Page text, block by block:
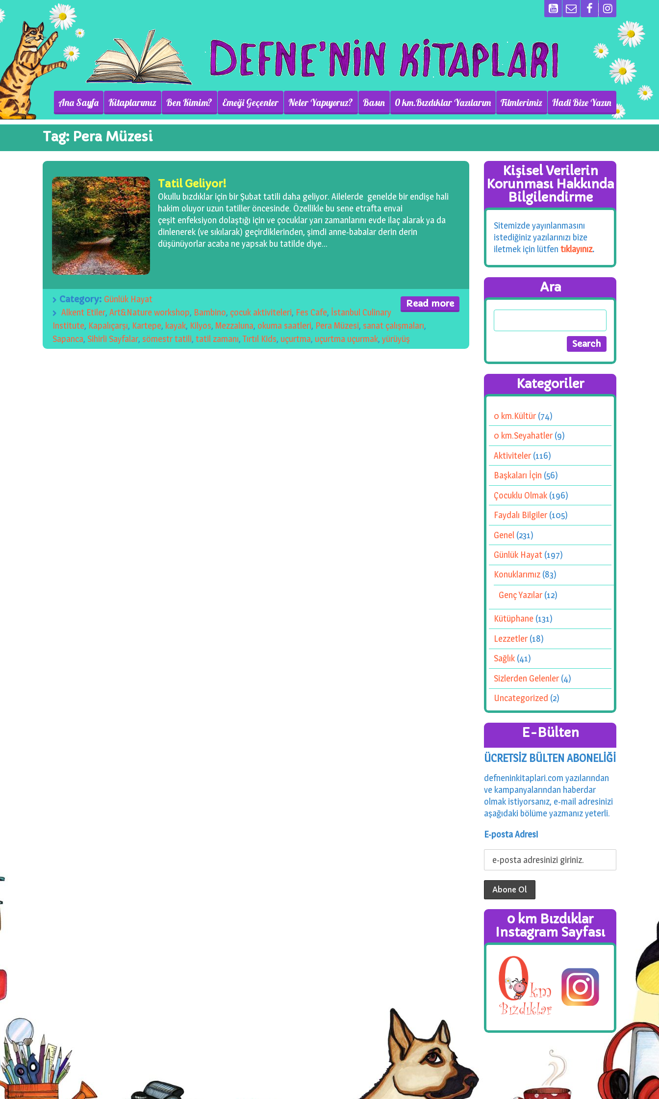
Ana Sayfa Kitaplarımız Ben Kimim? Emeği Geçenler Neler Yapıyoruz? Basın 0 km.Bızdıklar Yazılarım Filmlerimiz Hadi Bize Yazın
Tag: Pera Müzesi
Tatil Geliyor!
Okullu bızdıklar için bir Şubat tatili daha geliyor. Ailelerde genelde bir endişe hali
hakim oluyor uzun tatiller öncesinde. Özellikle bu sene etrafta envai
çeşit enfeksiyon dolaştığı için ve çocuklar yarı zamanlarını evde ilaç alarak ya da
dinlenerek (ve sıkılarak) geçirdiklerinden, şimdi anne-babalar derin derin
düşünüyorlar acaba ne yapsak bu tatilde diye…
Read more
Category: Günlük Hayat
Alkent Etiler, Art&Nature workshop, Bambino, çocuk aktiviteleri, Fes Cafe, İstanbul Culinary
Institute, Kapalıçarşı, Kartepe, kayak, Kilyos, Mezzaluna, okuma saatleri, Pera Müzesi, sanat çalışmaları,
Sapanca, Sihirli Sayfalar, sömestr tatili, tatil zamanı,Tırtıl Kids, uçurtma, uçurtma uçurmak, yürüyüş
Kişisel Verilerin
Korunması Hakkında
Bilgilendirme
Sitemizde yayınlanmasını
istediğiniz yazılarınızı bize
iletmek için lütfen tıklayınız.
Ara
Kategoriler
0 km.Kültür(74)
0 km.Seyahatler(9)
Aktiviteler(116)
Başkaları İçin (56)
Çocuklu Olmak (196)
Faydalı Bilgiler(105)
Genel (231)
Günlük Hayat (197)
Konuklarımız (83)
Genç Yazılar(12)
Kütüphane (131)
Lezzetler(18)
Sağlık (41)
Sizlerden Gelenler(4)
Uncategorized (2)
E-Bülten
ÜCRETSİZ BÜLTEN ABONELİĞİ
defneninkitaplari.com yazılarından
ve kampanyalarından haberdar
olmak istiyorsanız, e-mail adresinizi
aşağıdaki bölüme yazmanız yeterli.
E-posta Adresi
0 km Bızdıklar
Instagram Sayfası